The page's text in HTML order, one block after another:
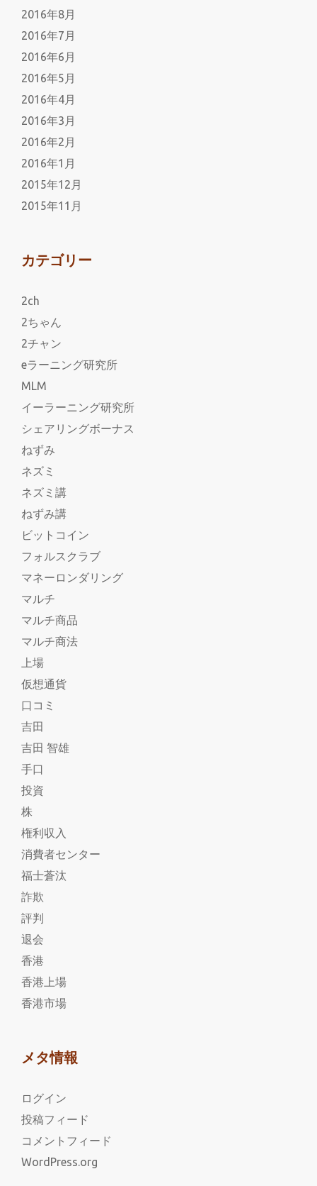
2016年8月
2016年7月
2016年6月
2016年5月
2016年4月
2016年3月
2016年2月
2016年1月
2015年12月
2015年11月
カテゴリー
2ch
2ちゃん
2チャン
eラーニング研究所
MLM
イーラーニング研究所
シェアリングボーナス
ねずみ
ネズミ
ネズミ講
ねずみ講
ビットコイン
フォルスクラブ
マネーロンダリング
マルチ
マルチ商品
マルチ商法
上場
仮想通貨
口コミ
吉田
吉田 智雄
手口
投資
株
権利収入
消費者センター
福士蒼汰
詐欺
評判
退会
香港
香港上場
香港市場
メタ情報
ログイン
投稿フィード
コメントフィード
WordPress.org